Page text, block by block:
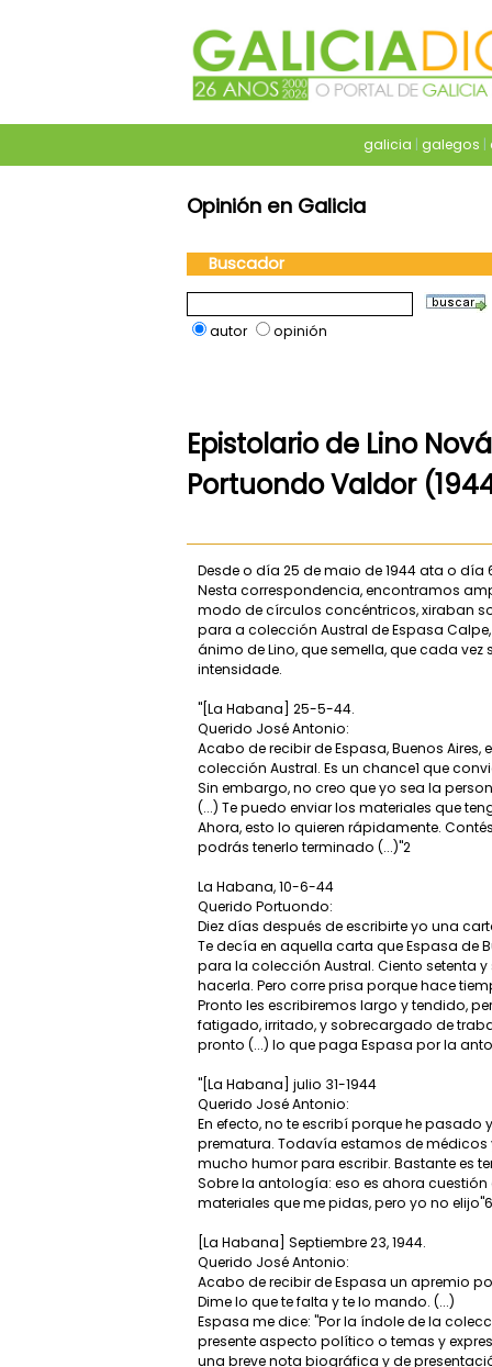
galicia | galegos |
Opinión en Galicia
Buscador
autor opinión
Epistolario de Lino
Portuondo Valdor
Desde o día 25 de maio de 1944 ata o día
Nesta correspondencia, encontramos
modo de círculos concéntricos, xiraban
para a colección Austral de Espasa
ánimo de Lino, que semella, que cada
intensidade.
"[La Habana] 25-5-44.
Querido José Antonio:
Acabo de recibir de Espasa, Buenos
colección Austral. Es un chance1 que
Sin embargo, no creo que yo sea la
(...) Te puedo enviar los materiales que
Ahora, esto lo quieren rápidamente.
podrás tenerlo terminado (...)"2
La Habana, 10-6-44
Querido Portuondo:
Diez días después de escribirte yo una
Te decía en aquella carta que Espasa de
para la colección Austral. Ciento setenta
hacerla. Pero corre prisa porque hace
Pronto les escribiremos largo y tendido,
fatigado, irritado, y sobrecargado de
pronto (...) lo que paga Espasa por la
"[La Habana] julio 31-1944
Querido José Antonio:
En efecto, no te escribí porque he
prematura. Todavía estamos de médicos
mucho humor para escribir. Bastante es
Sobre la antología: eso es ahora
materiales que me pidas, pero yo no
[La Habana] Septiembre 23, 1944.
Querido José Antonio:
Acabo de recibir de Espasa un apremio
Dime lo que te falta y te lo mando. (...)
Espasa me dice: "Por la índole de la
presente aspecto político o temas y
una breve nota biográfica y de